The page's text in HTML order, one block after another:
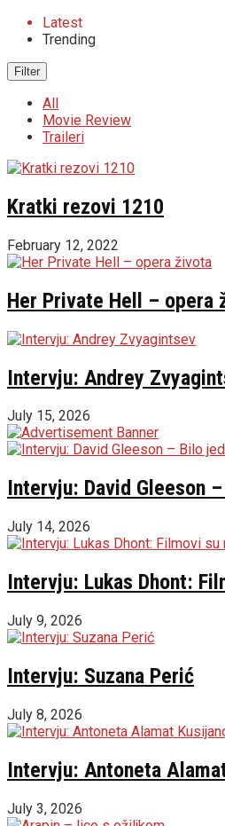
Latest
Trending
Filter
All
Movie Review
Traileri
Kratki rezovi 1210
February 12, 2022
Her Private Hell – opera
Intervju: Andrey
July 15, 2026
Intervju: David Gleeson
July 14, 2026
Intervju: Lukas Dhont:
July 9, 2026
Intervju: Suzana Perić
July 8, 2026
Intervju: Antoneta
July 3, 2026